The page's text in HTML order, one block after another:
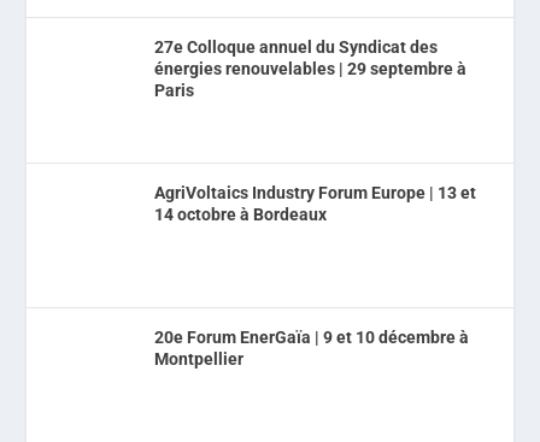
27e Colloque annuel du Syndicat des
énergies renouvelables | 29 septembre à
Paris
AgriVoltaics Industry Forum Europe | 13 et
14 octobre à Bordeaux
20e Forum EnerGaïa | 9 et 10 décembre à
Montpellier